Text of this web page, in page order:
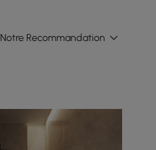
Notre Recommandation